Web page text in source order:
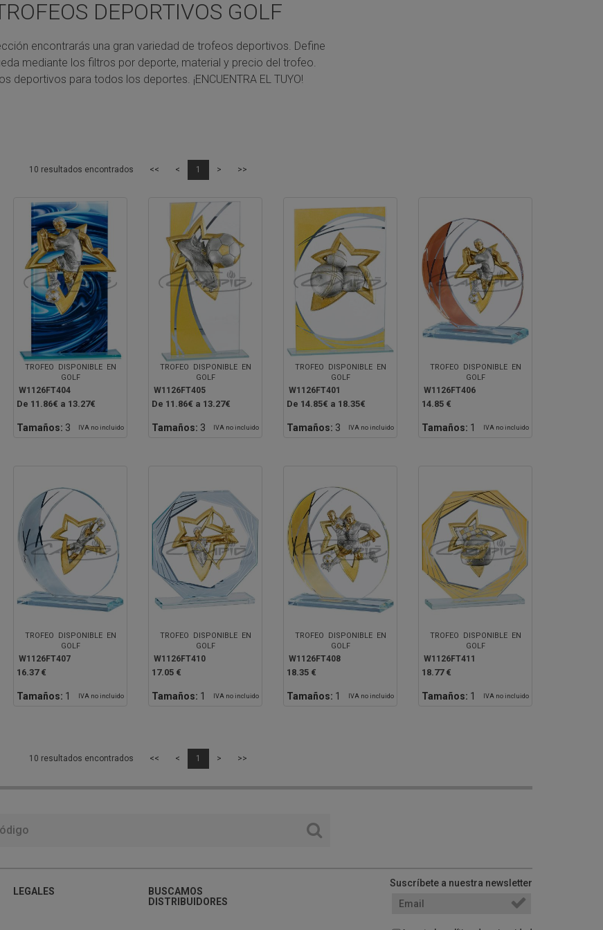
DEPORTIVOS GOLF
encontrarás una gran variedad de trofeos deportivos. Define
mediante los filtros por deporte, material y precio del trofeo.
deportivos para todos los deportes. ¡ENCUENTRA EL TUYO!
10 resultados encontrados << < 1 > >>
TROFEO DISPONIBLE EN
GOLF
W1126FT404
De 11.86€ a 13.27€
Tamaños: 3 IVA no incluido
TROFEO DISPONIBLE EN
GOLF
W1126FT405
De 11.86€ a 13.27€
Tamaños: 3 IVA no incluido
TROFEO DISPONIBLE EN
GOLF
W1126FT401
De 14.85€ a 18.35€
Tamaños: 3 IVA no incluido
TROFEO DISPONIBLE EN
GOLF
W1126FT406
14.85 €
Tamaños: 1 IVA no incluido
TROFEO DISPONIBLE EN
GOLF
W1126FT407
16.37 €
Tamaños: 1 IVA no incluido
TROFEO DISPONIBLE EN
GOLF
W1126FT410
17.05 €
Tamaños: 1 IVA no incluido
TROFEO DISPONIBLE EN
GOLF
W1126FT408
18.35 €
Tamaños: 1 IVA no incluido
TROFEO DISPONIBLE EN
GOLF
W1126FT411
18.77 €
Tamaños: 1 IVA no incluido
10 resultados encontrados << < 1 > >>
LEGALES
BUSCAMOS
DISTRIBUIDORES
Suscríbete a nuestra newsletter